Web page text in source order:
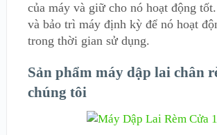
của máy và giữ cho nó hoạt động
và bảo trì máy định kỳ để nó hoạt
trong thời gian sử dụng.
Sản phẩm máy dập lai chân
chúng tôi